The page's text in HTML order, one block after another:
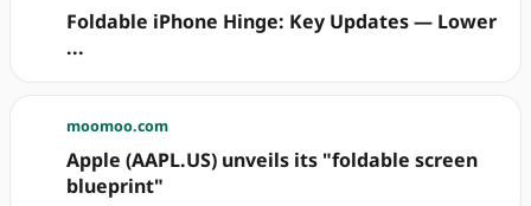
Foldable iPhone Hinge: Key Updates — Lower
...
moomoo.com
Apple (AAPL.US) unveils its "foldable screen
blueprint"